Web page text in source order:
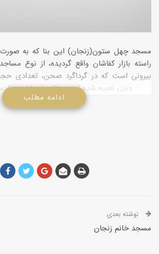
مسجد چهل ستون(زنجان) این بنا که به
راسته بازار کفاشان واقع گردیده، از نوع
بیرونی است که در گرداگرد صحن، تعدادی
ادامه مطلب
مسجد خانم زنجان